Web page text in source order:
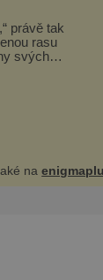
právě tak
rasu
na